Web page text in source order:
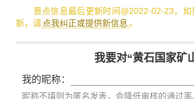
景点信息最后更新时间@2022-02-23，如
新，请 点我纠正或提供新信息。
我要对“黄石国家矿
我的昵称：
昵称不填则为匿名发表，会降低审核的通过率